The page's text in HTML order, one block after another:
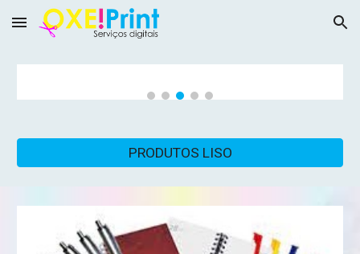
Skip to main content Skip to navigation
PRODUTOS LISO